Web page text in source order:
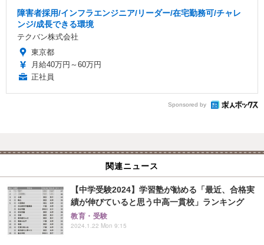
障害者採用/インフラエンジニア/リーダー/在宅勤務可/チャレ
ンジ/成長できる環境
テクバン株式会社
東京都
月給40万円～60万円
正社員
Sponsored by
関連ニュース
【中学受験2024】学習塾が勧める「最近、合格実
績が伸びていると思う中高一貫校」ランキング
教育・受験
2024.1.22 Mon 9:15